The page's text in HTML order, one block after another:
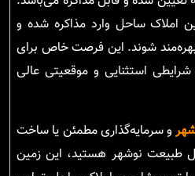
املاک ساحل وارد مذاکره شده و
شوند. این فرصت خاص برای
استثنایی و موقعیتی عالی
و سرمایه‌گذاری مطمئن یا ساخت
طبیعت نوشهر هستید، این زمین